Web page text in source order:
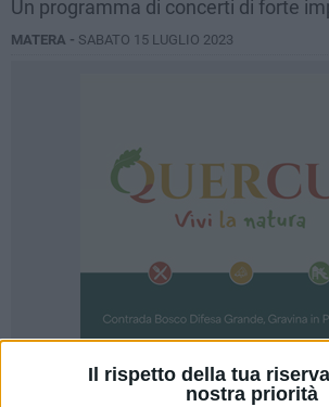
Il rispetto della tua
nostra priorità
Un programma di concerti di forte
MATERA - SABATO 15 LUGLIO 2023